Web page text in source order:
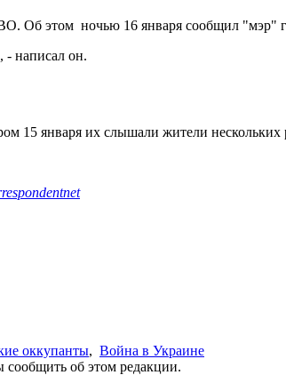
Об этом ночью 16 января сообщил "мэр"
написал он.
15 января их слышали жители нескольких
оккупанты, Война в Украине
об этом редакции.